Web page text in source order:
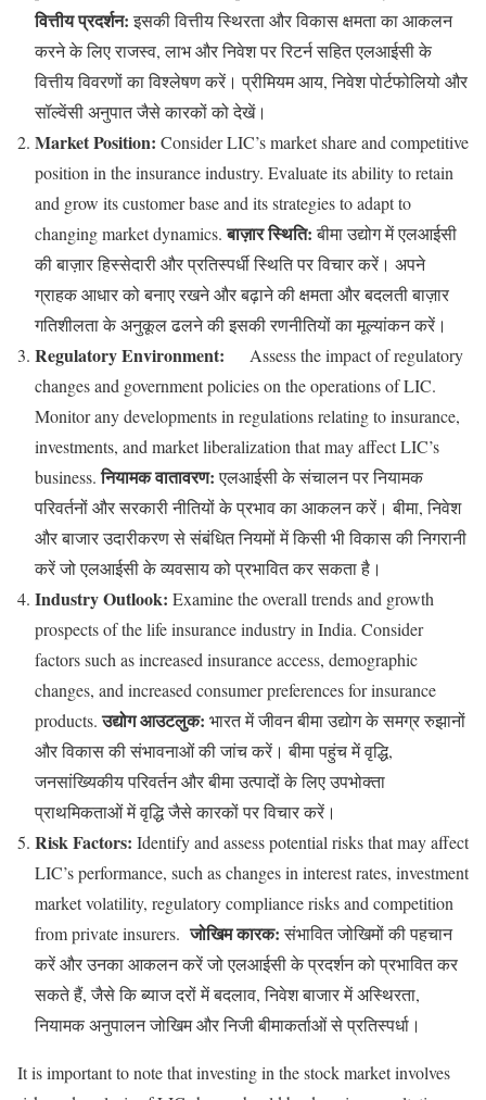
वित्तीय प्रदर्शन:इसकी वित्तीय स्थिरता और विकास क्षमता का आकलन
करने के लिए राजस्व, लाभ और निवेश पर रिटर्न सहित एलआईसी के
वित्तीय विवरणों का विश्लेषण करें। प्रीमियम आय, निवेश पोर्टफोलियो और
सॉल्वेंसी अनुपात जैसे कारकों को देखें।
Market Position: Consider LIC’s market share and competitive
position in the insurance industry. Evaluate its ability to retain
and grow its customer base and its strategies to adapt to
changing market dynamics.बाज़ार स्थिति:बीमा उद्योग में एलआईसी
की बाज़ार हिस्सेदारी और प्रतिस्पर्धी स्थिति पर विचार करें। अपने
ग्राहक आधार को बनाए रखने और बढ़ाने की क्षमता और बदलती बाज़ार
गतिशीलता के अनुकूल ढलने की इसकी रणनीतियों का मूल्यांकन करें।
Regulatory Environment: Assess the impact of regulatory
changes and government policies on the operations of LIC.
Monitor any developments in regulations relating to insurance,
investments, and market liberalization that may affect LIC’s
business.नियामक वातावरण:एलआईसी के संचालन पर नियामक
परिवर्तनों और सरकारी नीतियों के प्रभाव का आकलन करें। बीमा, निवेश
और बाजार उदारीकरण से संबंधित नियमों में किसी भी विकास की निगरानी
करें जो एलआईसी के व्यवसाय को प्रभावित कर सकता है।
Industry Outlook: Examine the overall trends and growth
prospects of the life insurance industry in India. Consider
factors such as increased insurance access, demographic
changes, and increased consumer preferences for insurance
products.उद्योग आउटलुक: भारत में जीवन बीमा उद्योग के समग्र रुझानों
और विकास की संभावनाओं की जांच करें। बीमा पहुंच में वृद्धि,
जनसांख्यिकीय परिवर्तन और बीमा उत्पादों के लिए उपभोक्ता
प्राथमिकताओं में वृद्धि जैसे कारकों पर विचार करें।
Risk Factors: Identify and assess potential risks that may affect
LIC’s performance, such as changes in interest rates, investment
market volatility, regulatory compliance risks and competition
from private insurers.जोखिम कारक:संभावित जोखिमों की पहचान
करें और उनका आकलन करें जो एलआईसी के प्रदर्शन को प्रभावित कर
सकते हैं, जैसे कि ब्याज दरों में बदलाव, निवेश बाजार में अस्थिरता,
नियामक अनुपालन जोखिम और निजी बीमाकर्ताओं से प्रतिस्पर्धा।
It is important to note that investing in the stock market involves